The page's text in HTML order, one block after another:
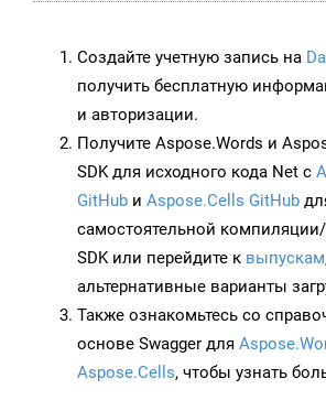
Создайте учетную запись на
получить бесплатную
и авторизации.
Получите Aspose.Words и
SDK для исходного кода Net с
GitHub и Aspose.Cells GitHub
самостоятельной
SDK или перейдите к выпускам
альтернативные варианты
Также ознакомьтесь со
основе Swagger для
Aspose.Cells, чтобы узнать